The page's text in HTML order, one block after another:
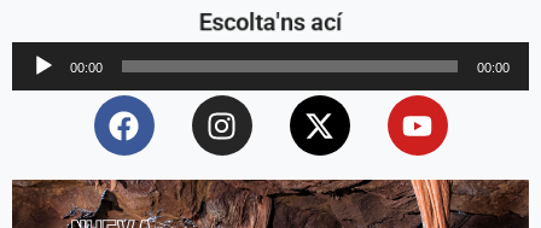
Escolta'ns ací
Reproductor
d'àudio
00:00 00:00